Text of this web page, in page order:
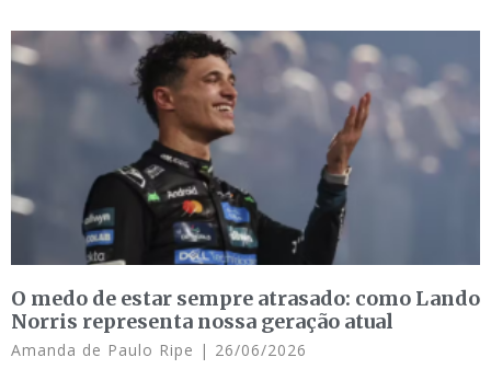
O medo de estar sempre atrasado: como Lando
Norris representa nossa geração atual
Amanda de Paulo Ripe 26/06/2026